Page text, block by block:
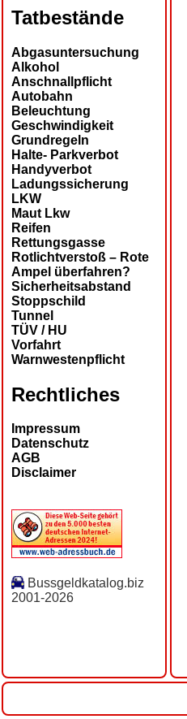
Tatbestände
Abgasuntersuchung
Alkohol
Anschnallpflicht
Autobahn
Beleuchtung
Geschwindigkeit
Grundregeln
Halte- Parkverbot
Handyverbot
Ladungssicherung
LKW
Maut Lkw
Reifen
Rettungsgasse
Rotlichtverstoß – Rote
Ampel überfahren?
Sicherheitsabstand
Stoppschild
Tunnel
TÜV / HU
Vorfahrt
Warnwestenpflicht
Rechtliches
Impressum
Datenschutz
AGB
Disclaimer
Bussgeldkatalog.biz
2001-2026